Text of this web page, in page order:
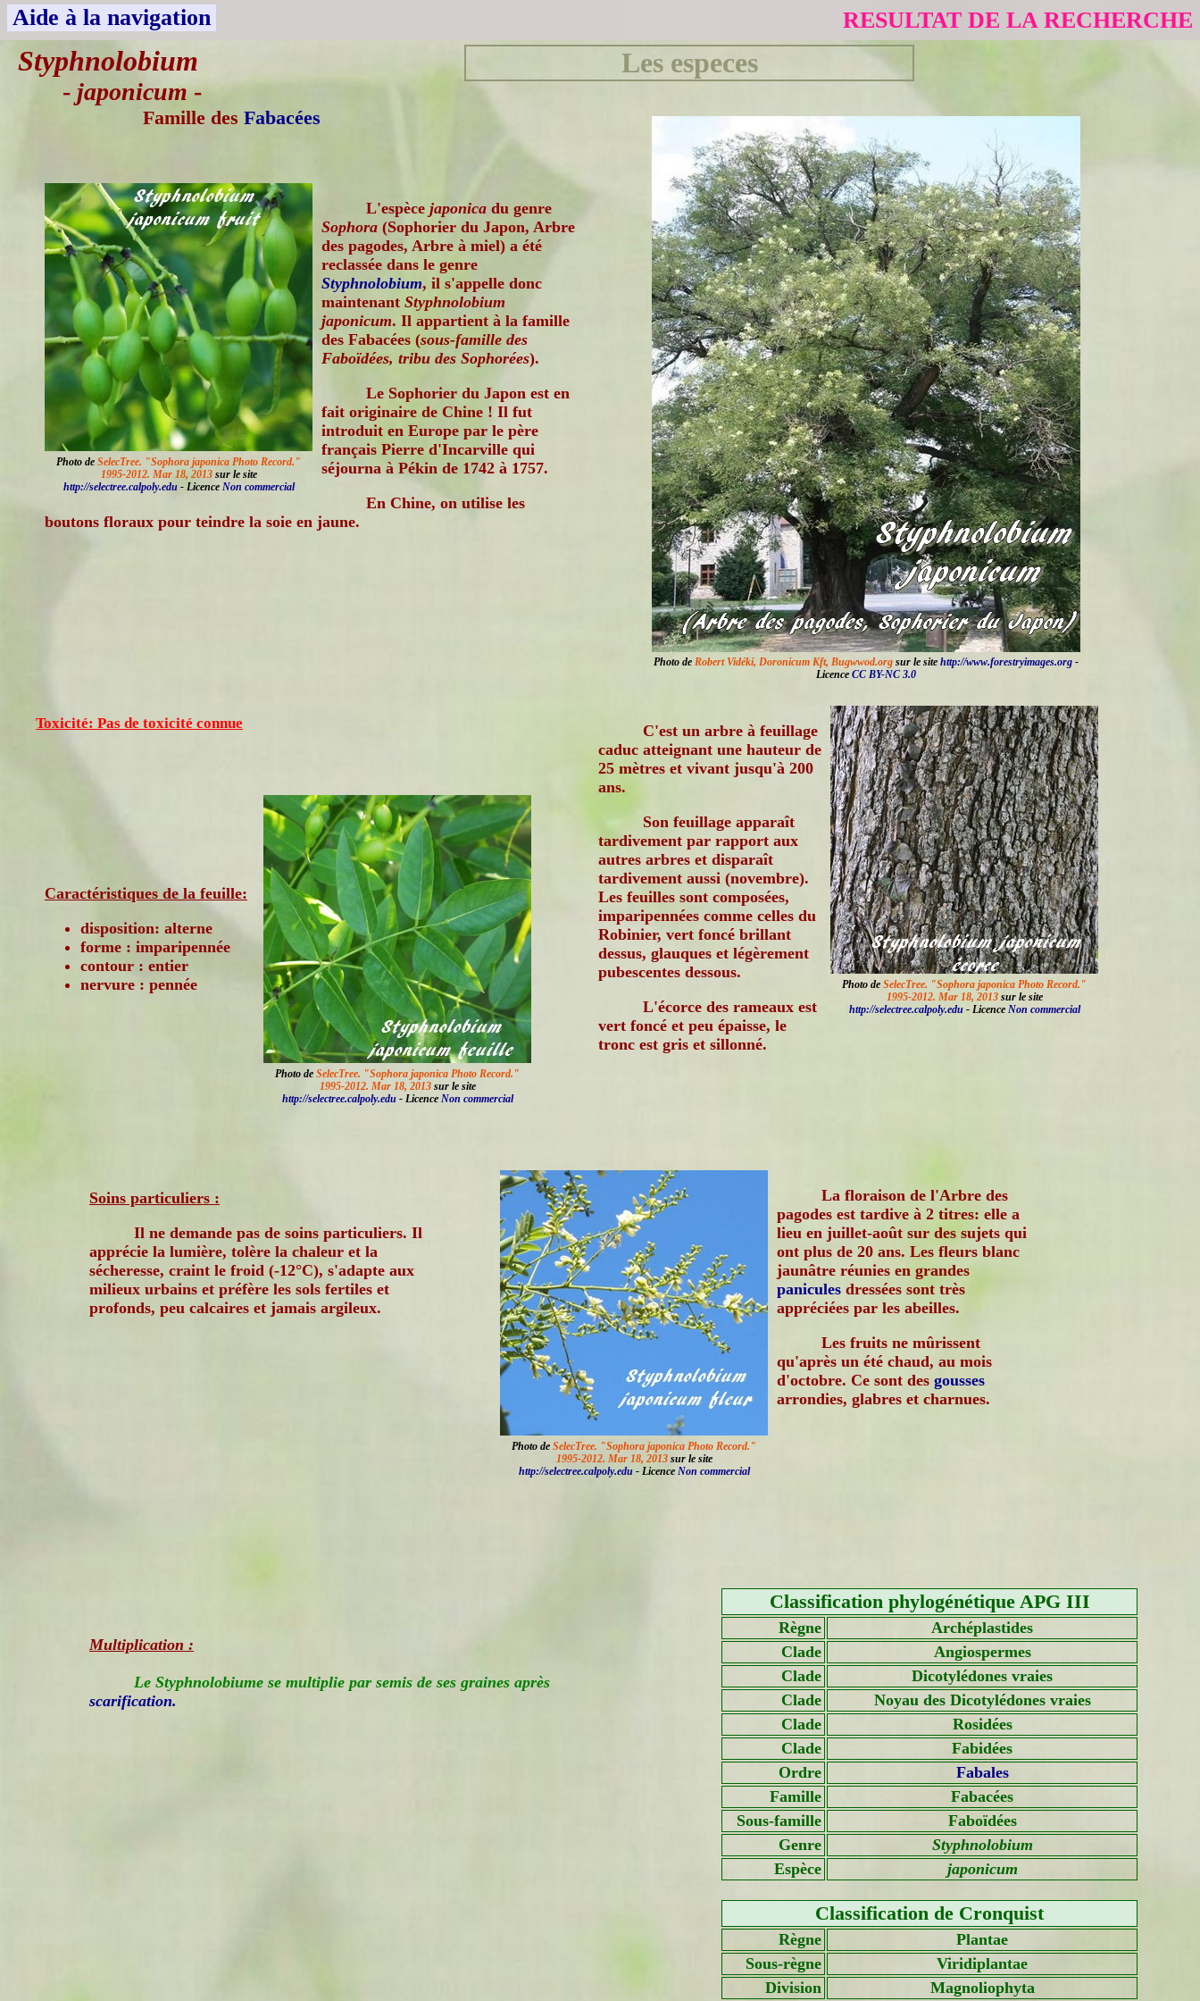
Aide à la navigation RESULTAT DE LA RECHERCHE
Styphnolobium
- japonicum-
Famille des Fabacées
Les especes
Photo de Robert Vidéki, Doronicum Kft, Bugwwod.org sur le site http://www.forestryimages.org -
Licence CC BY-NC 3.0
Photo de SelecTree. "Sophora japonica Photo Record."
1995-2012. Mar 18, 2013sur le site
http://selectree.calpoly.edu- Licence Non commercial
L'espèce japonica du genre
Sophora (Sophorier du Japon, Arbre
des pagodes, Arbre à miel) a été
reclassée dans le genre
Styphnolobium, il s'appelle donc
maintenant Styphnolobium
japonicum. Il appartient à la famille
des Fabacées (sous-famille des
Faboïdées, tribu des Sophorées).
Le Sophorier du Japon est en
fait originaire de Chine ! Il fut
introduit en Europe par le père
français Pierre d'Incarville qui
séjourna à Pékin de 1742 à 1757.
En Chine, on utilise les
boutons floraux pour teindre la soie en jaune.
Toxicité: Pas de toxicité connue
Photo de SelecTree. "Sophora japonica Photo Record."
1995-2012. Mar 18, 2013sur le site
http://selectree.calpoly.edu- Licence Non commercial
C'est un arbre à feuillage
caduc atteignant une hauteur de
25 mètres et vivant jusqu'à 200
ans.
Son feuillage apparaît
tardivement par rapport aux
autres arbres et disparaît
tardivement aussi (novembre).
Les feuilles sont composées,
imparipennées comme celles du
Robinier, vert foncé brillant
dessus, glauques et légèrement
pubescentes dessous.
L'écorce des rameaux est
vert foncé et peu épaisse, le
tronc est gris et sillonné.
Photo de SelecTree. "Sophora japonica Photo Record."
1995-2012. Mar 18, 2013sur le site
http://selectree.calpoly.edu- Licence Non commercial
Caractéristiques de la feuille:
disposition: alterne
forme : imparipennée
contour : entier
nervure : pennée
Soins particuliers :
Il ne demande pas de soins particuliers. Il
apprécie la lumière, tolère la chaleur et la
sécheresse, craint le froid (-12°C), s'adapte aux
milieux urbains et préfère les sols fertiles et
profonds, peu calcaires et jamais argileux.
Photo de SelecTree. "Sophora japonica Photo Record."
1995-2012. Mar 18, 2013sur le site
http://selectree.calpoly.edu- Licence Non commercial
La floraison de l'Arbre des
pagodes est tardive à 2 titres: elle a
lieu en juillet-août sur des sujets qui
ont plus de 20 ans. Les fleurs blanc
jaunâtre réunies en grandes
panicules dressées sont très
appréciées par les abeilles.
Les fruits ne mûrissent
qu'après un été chaud, au mois
d'octobre. Ce sont des gousses
arrondies, glabres et charnues.
Multiplication :
Le Styphnolobiume se multiplie par semis de ses graines après
scarification.
Classification phylogénétique APG III
Règne
Archéplastides
Clade
Angiospermes
Clade
Dicotylédones vraies
Clade
Noyau des Dicotylédones vraies
Clade
Rosidées
Clade
Fabidées
Ordre
Fabales
Famille
Fabacées
Sous-famille
Faboïdées
Genre
Styphnolobium
Espèce
japonicum
Classification de Cronquist
Règne
Plantae
Sous-règne
Viridiplantae
Division
Magnoliophyta